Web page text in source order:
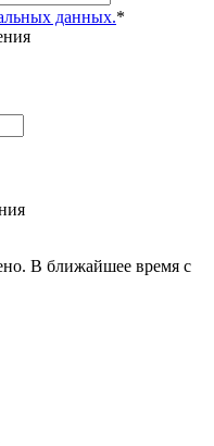
данных.*
В ближайшее время с